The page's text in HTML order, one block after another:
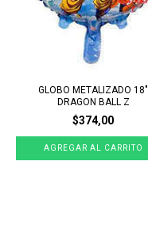
GLOBO METALIZADO 18"
DRAGON BALL Z
$374,00